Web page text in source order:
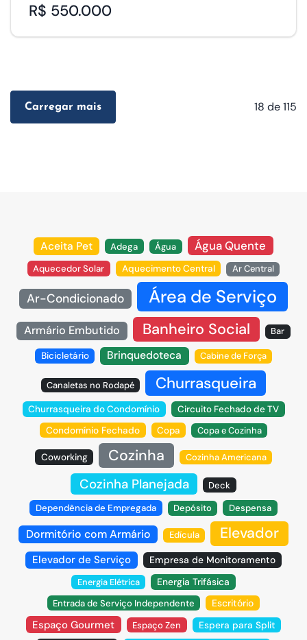
R$ 550.000
Carregar mais 18 de 115
Aceita Pet Adega Água Água Quente
Aquecedor Solar Aquecimento Central Ar Central
Ar-Condicionado Área de Serviço
Armário Embutido Banheiro Social Bar
Bicicletário Brinquedoteca Cabine de Força
Canaletas no Rodapé Churrasqueira
Churrasqueira do Condomínio Circuito Fechado de TV
Condomínio Fechado Copa Copa e Cozinha
Coworking Cozinha Cozinha Americana
Cozinha Planejada
Deck
Dependência de Empregada
Depósito Despensa
Dormitório com Armário Edícula Elevador
Elevador de Serviço Empresa de Monitoramento
Energia Elétrica Energia Trifásica
Entrada de Serviço Independente Escritório
Espaço Gourmet Espaço Zen
Espera para Split